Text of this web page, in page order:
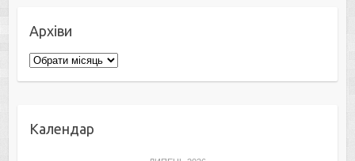
Архіви
Архіви
Календар